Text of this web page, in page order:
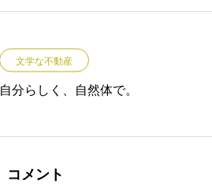
文学な不動産
自分らしく、自然体で。
コメント